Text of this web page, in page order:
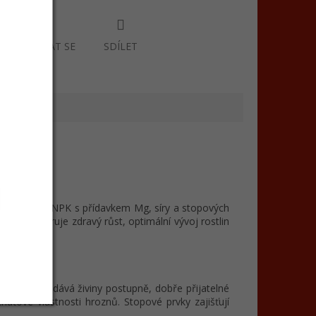
ZEPTAT SE SDÍLET
formátu NPK s přídavkem Mg, síry a stopových
podporuje zdravý růst, optimální vývoj rostlin
guáno dodává živiny postupně, dobře přijatelné
vlastnosti hroznů. Stopové prvky zajišťují